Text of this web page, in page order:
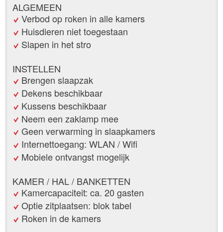
ALGEMEEN
Verbod op roken in alle kamers
Huisdieren niet toegestaan
Slapen in het stro
INSTELLEN
Brengen slaapzak
Dekens beschikbaar
Kussens beschikbaar
Neem een zaklamp mee
Geen verwarming in slaapkamers
Internettoegang: WLAN / Wifi
Mobiele ontvangst mogelijk
KAMER / HAL / BANKETTEN
Kamercapaciteit: ca. 20 gasten
Optie zitplaatsen: blok tabel
Roken in de kamers